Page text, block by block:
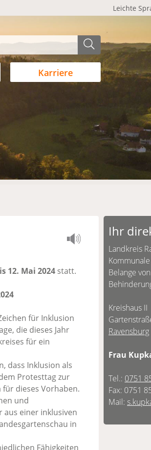
Leichte
Karriere
12. Mai 2024 statt.
für Inklusion
die dieses Jahr
für ein
dass Inklusion als
Protesttag zur
dieses Vorhaben.
und
aus einer inklusiven
in
Fähigkeiten
Ihr
Landkreis
Belange
Kreishaus II
Ravensburg
Frau
Tel.: 0751
Fax: 0751
Mail: